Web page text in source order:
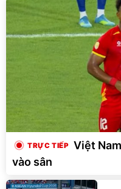
Việt
vào sân